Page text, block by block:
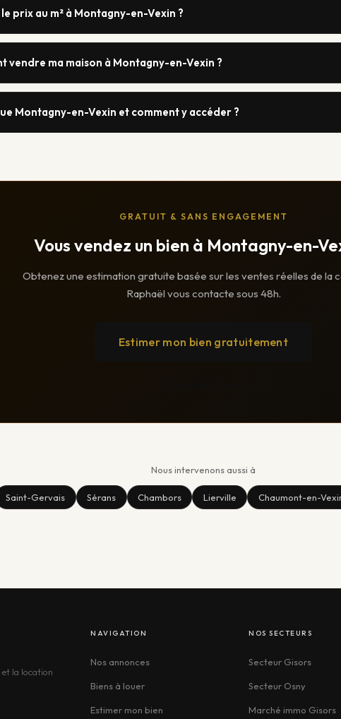
prix au m² à Montagny-en-Vexin ?
vendre ma maison à Montagny-en-Vexin ?
Montagny-en-Vexin et comment y accéder ?
GRATUIT & SANS ENGAGEMENT
Vous vendez un bien à Montagny-en-
Obtenez une estimation gratuite basée sur les ventes réelles de la
Raphaël vous contacte sous 48h.
Estimer mon bien gratuitement
Nous intervenons aussi à
Saint-Gervais Sérans Chambors Lierville Chaumont-en-
et la location
NAVIGATION
Nos annonces
Biens à louer
Estimer mon bien
NOS SECTEURS
Secteur Gisors
Secteur Osny
Marché immo Gisors